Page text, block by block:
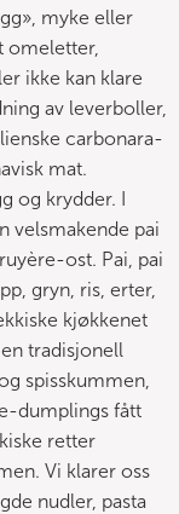
myke eller
omeletter,
ikke kan klare
av leverboller,
carbonara-
mat.
og krydder. I
velsmakende pai
ost. Pai, pai
gryn, ris, erter,
kjøkkenet
tradisjonell
spisskummen,
dumplings fått
retter
Vi klarer oss
nudler, pasta